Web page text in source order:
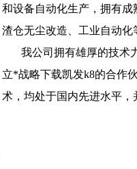
和设备自动化生产，拥有
渣仓无尘改造、工业自动化
我公司拥有雄厚的技术
立*战略下载凯发k8的合作
术，均处于国内先进水平，